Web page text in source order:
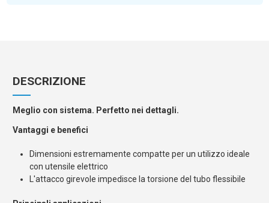
DESCRIZIONE
Meglio con sistema. Perfetto nei dettagli.
Vantaggi e benefici
Dimensioni estremamente compatte per un utilizzo ideale
con utensile elettrico
L'attacco girevole impedisce la torsione del tubo flessibile